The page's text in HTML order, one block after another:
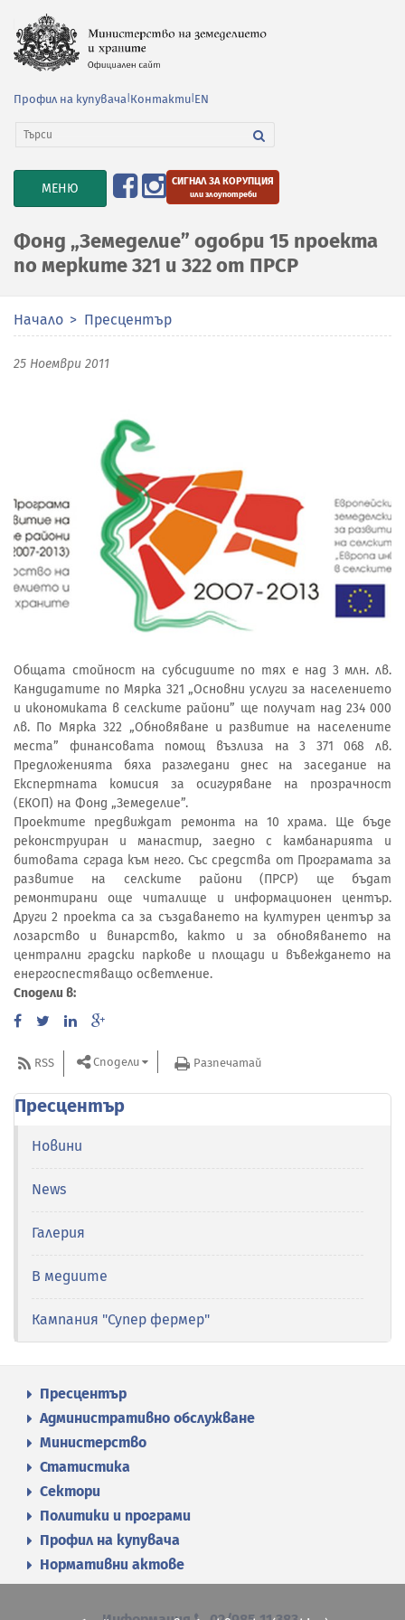
Профил на купувача Контакти EN
TOGGLE
NAVIGATION
МЕНЮ СИГНАЛ ЗА КОРУПЦИЯ
или злоупотреби
Фонд „Земеделие” одобри 15 проекта
по мерките 321 и 322 от ПРСР
Начало Пресцентър
25 Ноември 2011
Общата стойност на субсидиите по тях е над 3 млн. лв.
Кандидатите по Мярка 321 „Основни услуги за населението
и икономиката в селските райони” ще получат над 234 000
лв. По Мярка 322 „Обновяване и развитие на населените
места” финансовата помощ възлиза на 3 371 068 лв.
Предложенията бяха разгледани днес на заседание на
Експертната комисия за осигуряване на прозрачност
(ЕКОП) на Фонд „Земеделие”.
Проектите предвиждат ремонта на 10 храма. Ще бъде
реконструиран и манастир, заедно с камбанарията и
битовата сграда към него. Със средства от Програмата за
развитие на селските райони (ПРСР) ще бъдат
ремонтирани още читалище и информационен център.
Други 2 проекта са за създаването на културен център за
лозарство и винарство, както и за обновяването на
централни градски паркове и площади и въвеждането на
енергоспестяващо осветление.
Сподели в:
RSS Сподели Разпечатай
Пресцентър
Новини
News
Галерия
В медиите
Кампания "Супер фермер"
Пресцентър
Административно обслужване
Министерство
Статистика
Сектори
Политики и програми
Профил на купувача
Нормативни актове